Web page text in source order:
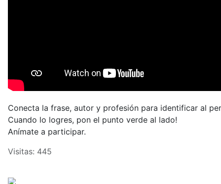
Conecta la frase, autor y profesión para identificar al
Cuando lo logres, pon el punto verde al lado!
Anímate a participar.
Visitas: 445